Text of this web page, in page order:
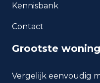
Kennisbank
Contact
Grootste
Vergelijk eenvoudig